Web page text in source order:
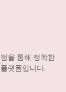
을 통해 정확한
랫폼입니다.